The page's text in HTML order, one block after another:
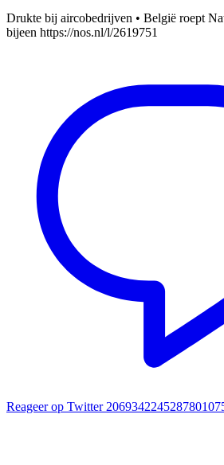
Drukte bij aircobedrijven • België roept
bijeen https://nos.nl/l/2619751
Reageer op Twitter